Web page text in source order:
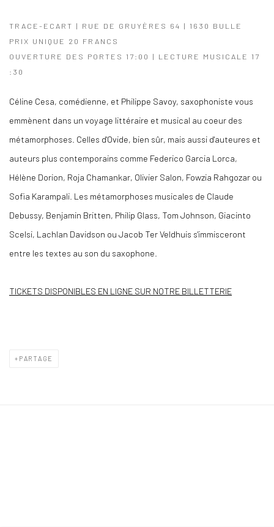
TRACE-ECART | RUE DE GRUYÈRES 64 | 1630 BULLE
PRIX UNIQUE 20 FRANCS
OUVERTURE DES PORTES 17:00 | LECTURE MUSICALE 17
:30
Céline Cesa, comédienne, et Philippe Savoy, saxophoniste vous
emmènent dans un voyage littéraire et musical au coeur des
métamorphoses. Celles d'Ovide, bien sûr, mais aussi d'auteures et
auteurs plus contemporains comme Federico Garcia Lorca,
Hélène Dorion, Roja Chamankar, Olivier Salon, Fowzia Rahgozar ou
Sofia Karampali. Les métamorphoses musicales de Claude
Debussy, Benjamin Britten, Philip Glass, Tom Johnson, Giacinto
Scelsi, Lachlan Davidson ou Jacob Ter Veldhuis s'immisceront
entre les textes au son du saxophone.
TICKETS DISPONIBLES EN LIGNE SUR NOTRE BILLETTERIE
PARTAGE